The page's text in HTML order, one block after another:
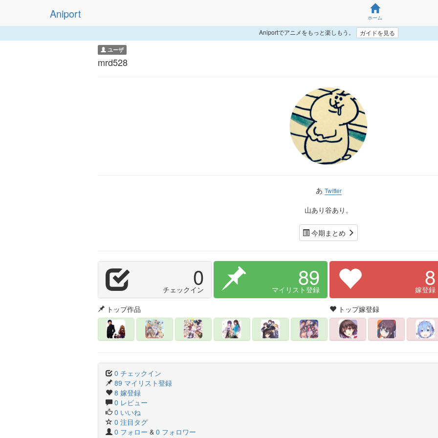
Aniport ホーム
Aniportでアニメをもっと楽しもう。 ガイドを見る
ユーザ
mrd528
あ Twitter
山あり谷あり。
今期まとめ
0
チェックイン 89
マイリスト登録 8
嫁登録
トップ作品
トップ嫁登録
0 チェックイン
89 マイリスト登録
8 嫁登録
0 レビュー
0 いいね
0 注目タグ
0 フォロー & 0 フォロワー